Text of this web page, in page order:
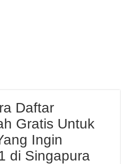
Daftar
Gratis Untuk
Ingin
di Singapura